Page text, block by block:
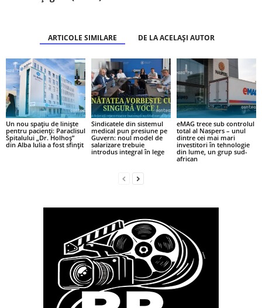
ARTICOLE SIMILARE DE LA ACELAȘI AUTOR
Un nou spațiu de liniște
pentru pacienți: Paraclisul
Spitalului „Dr. Holhoș”
din Alba Iulia a fost sfințit
Sindicatele din sistemul
medical pun presiune pe
Guvern: noul model de
salarizare trebuie
introdus integral în lege
eMAG trece sub controlul
total al Naspers – unul
dintre cei mai mari
investitori în tehnologie
din lume, un grup sud-
african